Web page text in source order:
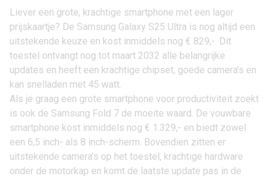
Liever een grote, krachtige smartphone met een lager
prijskaartje? De Samsung Galaxy S25 Ultra is nog altijd een
uitstekende keuze en kost inmiddels nog € 829,-. Dit
toestel ontvangt nog tot maart 2032 alle belangrijke
updates en heeft een krachtige chipset, goede camera’s en
kan snelladen met 45 watt.
Als je graag een grote smartphone voor productiviteit zoekt
is ook de Samsung Fold 7 de moeite waard. De vouwbare
smartphone kost inmiddels nog € 1.329,- en biedt zowel
een 6,5 inch- als 8 inch-scherm. Bovendien zitten er
uitstekende camera’s op het toestel, krachtige hardware
onder de motorkap en komt de laatste update pas in de